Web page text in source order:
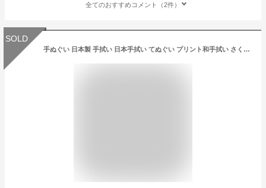
全てのおすすめコメント（2件）
SOLD
手ぬぐい 日本製 手拭い 日本手拭い てぬぐい プリント和手拭い さくらちらし 1440-1 日本のお土産 海外へのお土産 引越し ご挨拶 お年賀 出産内祝い ギフト ギフト プレゼント 贈り物 記念品